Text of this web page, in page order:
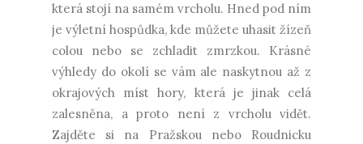
která stojí na samém vrcholu. Hned pod ním
je výletní hospůdka, kde můžete uhasit žízeň
colou nebo se zchladit zmrzkou. Krásné
výhledy do okolí se vám ale naskytnou až z
okrajových míst hory, která je jinak celá
zalesněna, a proto není z vrcholu vidět.
Zajděte si na Pražskou nebo Roudnicku